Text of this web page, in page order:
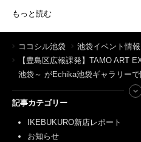
もっと読む
ココシル池袋
池袋イベント情報
【豊島区広報課発】TAMO ART
池袋～ がEchika池袋ギャラリーで
記事カテゴリー
IKEBUKURO新店レポート
お知らせ